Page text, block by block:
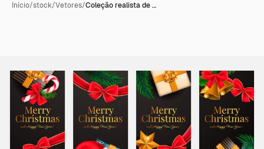
Início/stock/Vetores/Coleção realista de …